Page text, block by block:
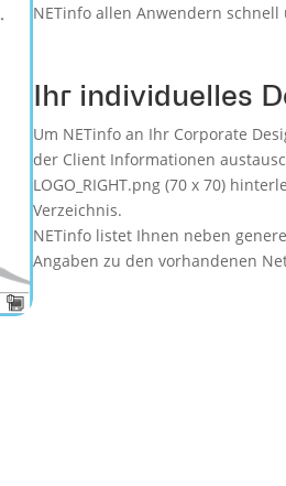
NETinfo allen Anwendern
Ihr individuelles
Um NETinfo an Ihr Corporate
der Client Informationen
LOGO_RIGHT.png (70 x 70)
Verzeichnis.
NETinfo listet Ihnen neben
Angaben zu den vorhandenen